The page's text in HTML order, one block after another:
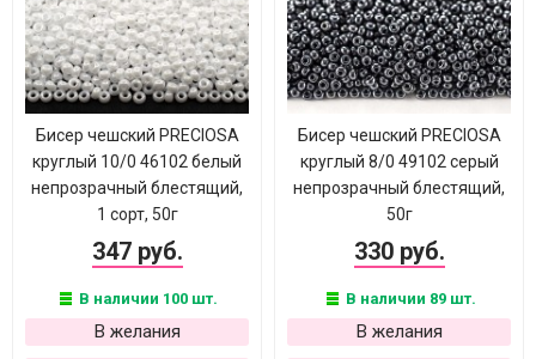
Бисер чешский PRECIOSA
круглый 10/0 46102 белый
непрозрачный блестящий,
1 сорт, 50г
347 руб.
В наличии 100 шт.
В желания
Бисер чешский PRECIOSA
круглый 8/0 49102 серый
непрозрачный блестящий,
50г
330 руб.
В наличии 89 шт.
В желания